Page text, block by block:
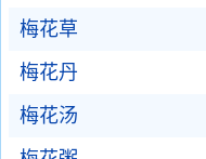
梅花草
梅花丹
梅花汤